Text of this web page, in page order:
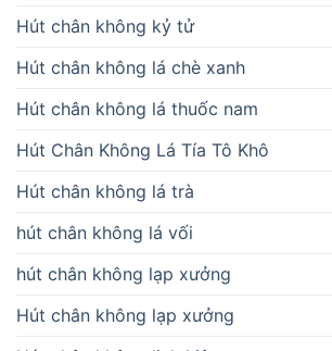
Hút chân không kỷ tử
Hút chân không lá chè xanh
Hút chân không lá thuốc nam
Hút Chân Không Lá Tía Tô Khô
Hút chân không lá trà
hút chân không lá vối
hút chân không lạp xưởng
Hút chân không lạp xưởng